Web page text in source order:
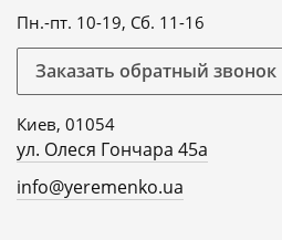
Пн.-пт. 10-19, Сб. 11-16
Заказать обратный звонок
Киев, 01054
ул. Олеся Гончара 45а
info@yeremenko.ua